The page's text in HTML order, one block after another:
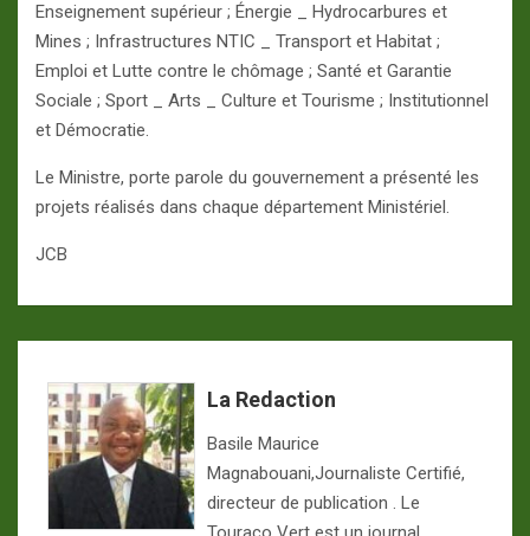
Enseignement supérieur ; Énergie _ Hydrocarbures et
Mines ; Infrastructures NTIC _ Transport et Habitat ;
Emploi et Lutte contre le chômage ; Santé et Garantie
Sociale ; Sport _ Arts _ Culture et Tourisme ; Institutionnel
et Démocratie.
Le Ministre, porte parole du gouvernement a présenté les
projets réalisés dans chaque département Ministériel.
JCB
La Redaction
Basile Maurice
Magnabouani,Journaliste Certifié,
directeur de publication . Le